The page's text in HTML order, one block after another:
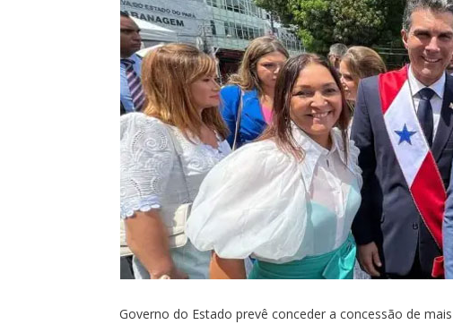
Governo do Estado prevê conceder a concessão de